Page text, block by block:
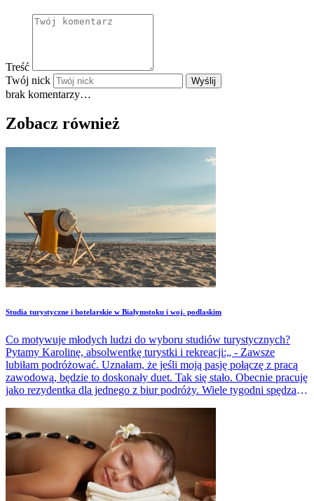
Treść
Twój nick
Wyślij
brak komentarzy…
Zobacz również
Studia turystyczne i hotelarskie w Białymstoku i woj. podlaskim
Co motywuje młodych ludzi do wyboru studiów turystycznych?
Pytamy Karolinę, absolwentkę turystki i rekreacji:„ - Zawsze
lubiłam podróżować. Uznałam, że jeśli moją pasję połączę z pracą
zawodową, będzie to doskonały duet. Tak się stało. Obecnie pracuję
jako rezydentka dla jednego z biur podróży. Wiele tygodni spędzam
spraw, rozwiązywanie problemów naszych klientów. Ale wszystko
to odbywa się w przepięknej okolicy, nad ciepłym morzem,
dosłownie pod palmami. Korzystanie z uroków miejsca to
dodatkowy bonus”.